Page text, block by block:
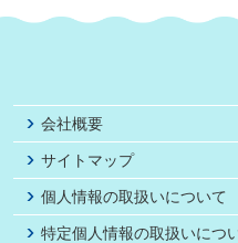
会社概要
サイトマップ
個人情報の取扱いについて
特定個人情報の取扱いにつ